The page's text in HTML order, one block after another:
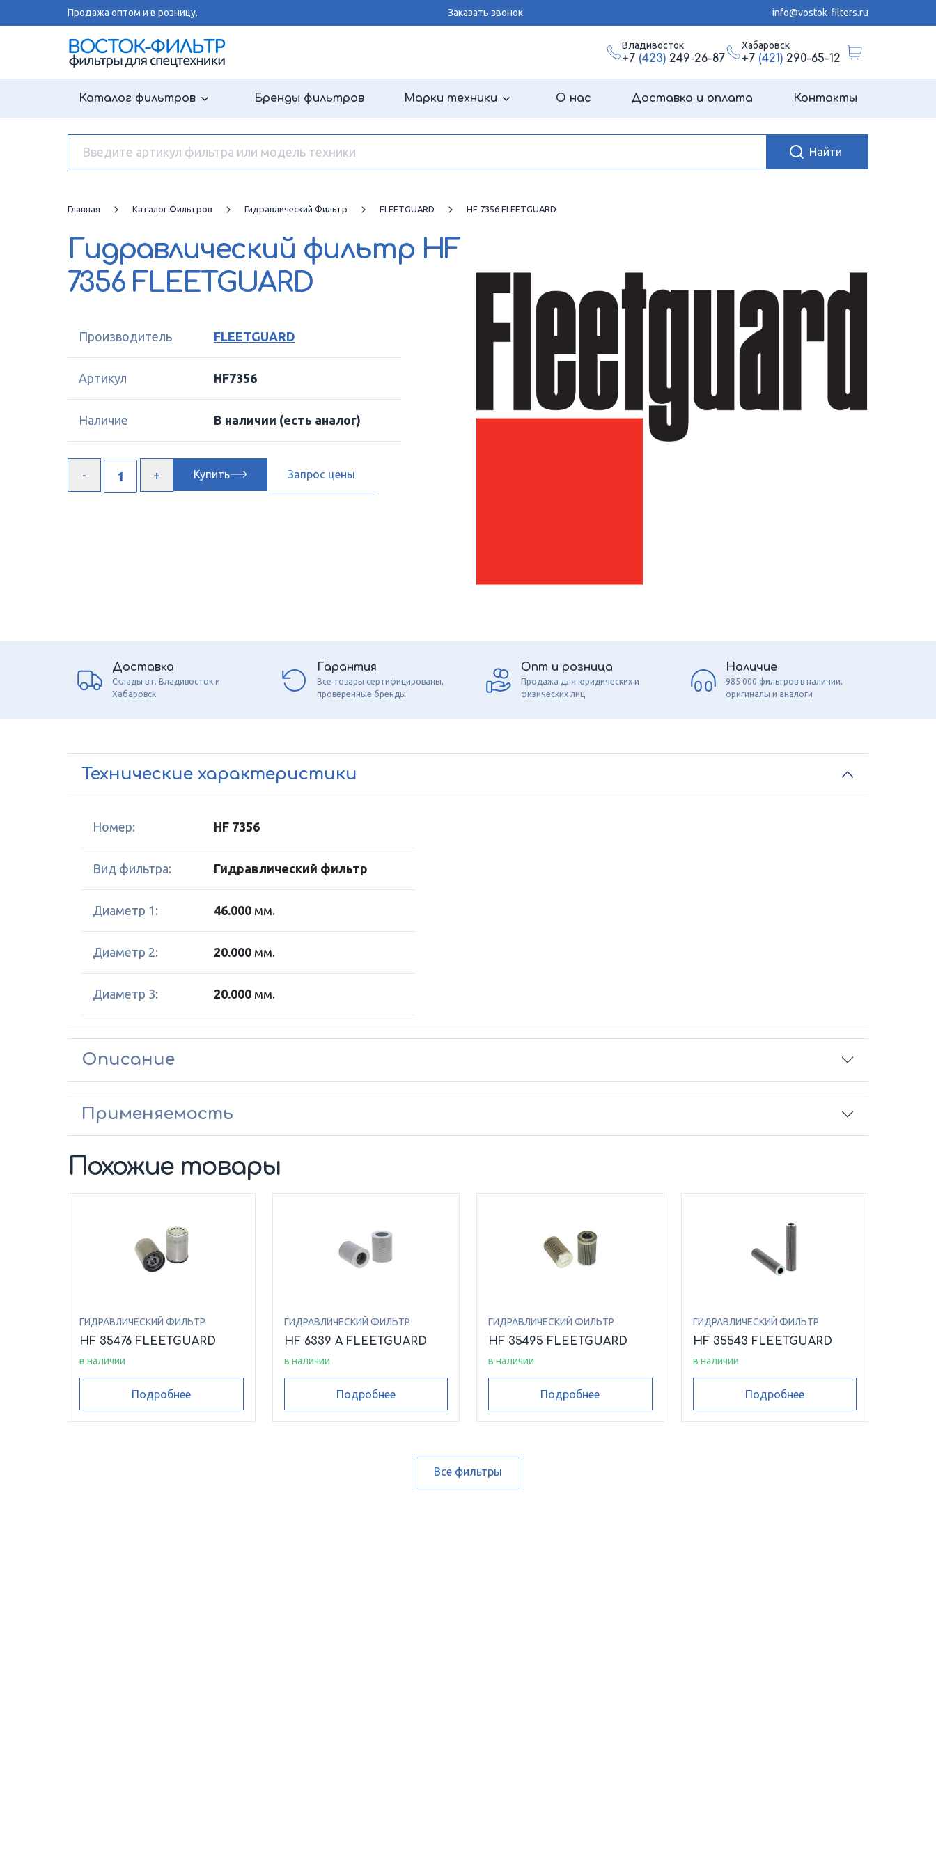
Продажа оптом и в розницу. Заказать звонок info@vostok-filters.ru
Владивосток
+7 (423)249-26-87
Хабаровск
+7 (421)290-65-12
Каталог фильтров Бренды фильтров Марки техники О нас Доставка и оплата Контакты
Главная Каталог Фильтров Гидравлический Фильтр FLEETGUARD HF 7356 FLEETGUARD
Гидравлический фильтр HF
7356 FLEETGUARD
Производитель FLEETGUARD
Артикул HF7356
Наличие В наличии (есть аналог)
Купить Запрос цены
Доставка
Склады в г. Владивосток и
Хабаровск
Гарантия
Все товары сертифицированы,
проверенные бренды
Опт и розница
Продажа для юридических и
физических лиц
Наличие
985 000 фильтров в наличии,
оригиналы и аналоги
Технические характеристики
Номер: HF 7356
Вид фильтра: Гидравлический фильтр
Диаметр 1: 46.000 мм.
Диаметр 2: 20.000 мм.
Диаметр 3: 20.000 мм.
Описание
Применяемость
Похожие товары
ГИДРАВЛИЧЕСКИЙ ФИЛЬТР
HF 35476 FLEETGUARD
в наличии
Подробнее
ГИДРАВЛИЧЕСКИЙ ФИЛЬТР
HF 6339 A FLEETGUARD
в наличии
Подробнее
ГИДРАВЛИЧЕСКИЙ ФИЛЬТР
HF 35495 FLEETGUARD
в наличии
Подробнее
ГИДРАВЛИЧЕСКИЙ ФИЛЬТР
HF 35543 FLEETGUARD
в наличии
Подробнее
Все фильтры